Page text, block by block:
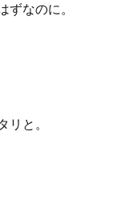
なのに。
と。